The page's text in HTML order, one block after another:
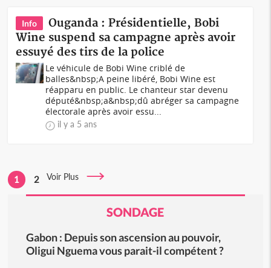
Info
Ouganda : Présidentielle, Bobi
Wine suspend sa campagne après avoir
essuyé des tirs de la police
Le véhicule de Bobi Wine criblé de
balles&nbsp;A peine libéré, Bobi Wine est
réapparu en public. Le chanteur star devenu
député&nbsp;a&nbsp;dû abréger sa campagne
électorale après avoir essu...
il y a 5 ans
1 2 Voir Plus
SONDAGE
Gabon : Depuis son ascension au pouvoir,
Oligui Nguema vous parait-il compétent ?